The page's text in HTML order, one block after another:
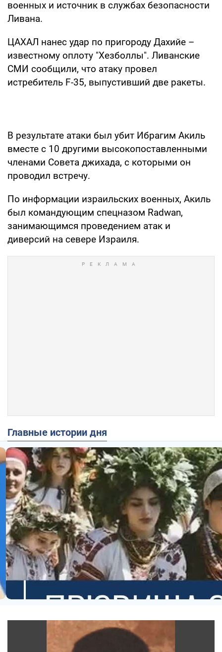
военных и источник в службах безопасности
Ливана.
ЦАХАЛ нанес удар по пригороду Дахийе –
известному оплоту "Хезболлы". Ливанские
СМИ сообщили, что атаку провел
истребитель F-35, выпустивший две ракеты.
В результате атаки был убит Ибрагим Акиль
вместе с 10 другими высокопоставленными
членами Совета джихада, с которыми он
проводил встречу.
По информации израильских военных, Акиль
был командующим спецназом Radwan,
занимающимся проведением атак и
диверсий на севере Израиля.
Главные истории дня